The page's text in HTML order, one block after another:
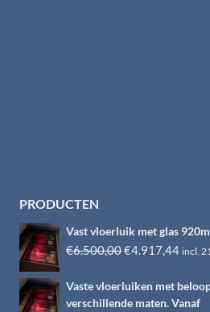
PRODUCTEN
Vast vloerluik met glas
€6.500,00Oorspronkelijke
was:
€6.500,00.
€4.917,44
is:
incl.
Vaste vloerluiken met
verschillende maten. Vanaf